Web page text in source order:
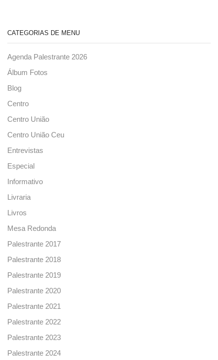
CATEGORIAS DE MENU
Agenda Palestrante 2026
Álbum Fotos
Blog
Centro
Centro União
Centro União Ceu
Entrevistas
Especial
Informativo
Livraria
Livros
Mesa Redonda
Palestrante 2017
Palestrante 2018
Palestrante 2019
Palestrante 2020
Palestrante 2021
Palestrante 2022
Palestrante 2023
Palestrante 2024